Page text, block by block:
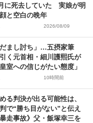
に死去していた 実娘が明
と空白の晩年
2026/08/09
まし討ち」…五摂家筆
く元首相・細川護熙氏が
室への信じがたい態度」
10時間前
る判決が出る可能性は、
で“勝ち目がない”と伝え
走事故》父・飯塚幸三を